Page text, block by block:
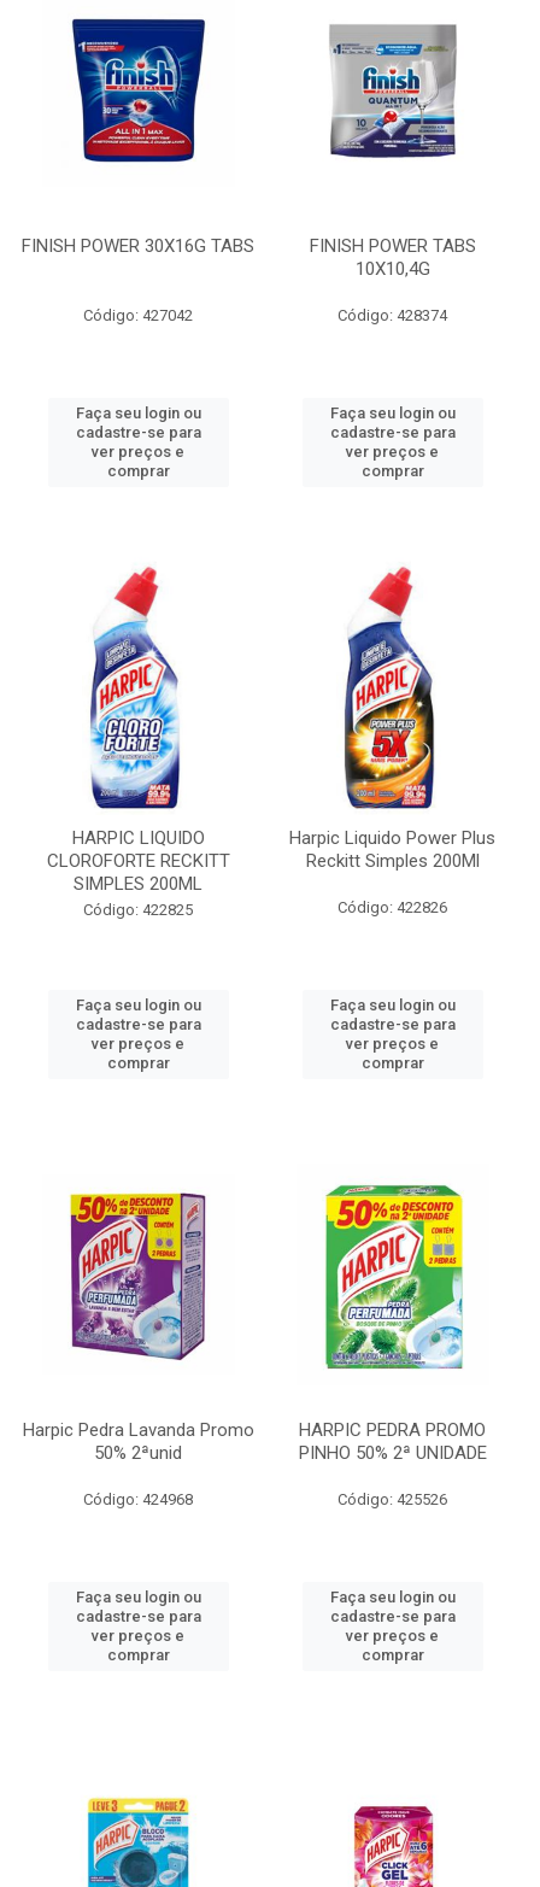
FINISH POWER 30X16G TABS
Código: 427042
Faça seu login ou
cadastre-se para
ver preços e
comprar
FINISH POWER TABS
10X10,4G
Código: 428374
Faça seu login ou
cadastre-se para
ver preços e
comprar
HARPIC LIQUIDO
CLOROFORTE RECKITT
SIMPLES 200ML
Código: 422825
Faça seu login ou
cadastre-se para
ver preços e
comprar
Harpic Liquido Power Plus
Reckitt Simples 200Ml
Código: 422826
Faça seu login ou
cadastre-se para
ver preços e
comprar
Harpic Pedra Lavanda Promo
50% 2ªunid
Código: 424968
Faça seu login ou
cadastre-se para
ver preços e
comprar
HARPIC PEDRA PROMO
PINHO 50% 2ª UNIDADE
Código: 425526
Faça seu login ou
cadastre-se para
ver preços e
comprar